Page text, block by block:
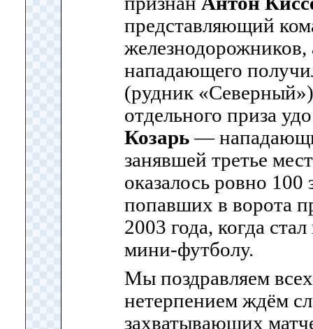
представляющий
железнодорожников,
нападающего
(рудник
отдельного приза
Козарь—
занявшей третье
оказалось ровно 100
попавших в ворота
2003 года, когда
мини-футболу.
Мы поздравляем
нетерпением ждём
захватывающих